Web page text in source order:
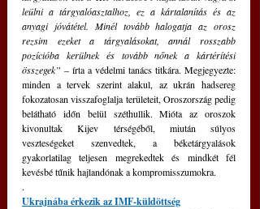
leülni a tárgyalóasztalhoz, ez a kártalanítás és az
anyagi jóvátétel. Minél tovább halogatja az orosz
rezsim ezeket a tárgyalásokat, annál rosszabb
pozícióba kerülnek és tovább nőnek a kártérítési
összegek” – írta a védelmi tanács titkára. Megjegyezte:
minden a tervek szerint alakul, az ukrán hadsereg
fokozatosan visszafoglalja területeit, Oroszország pedig
belátható időn belül széthullik. Mióta az oroszok
kivonultak Kijev térségéből, miután súlyos
veszteségeket szenvedtek, a béketárgyalások
gyakorlatilag teljesen megrekedtek és mindkét fél
kevésbé tűnik hajlandónak a kompromisszumokra.
.
Ukrajnába érkezik az IMF-küldöttség